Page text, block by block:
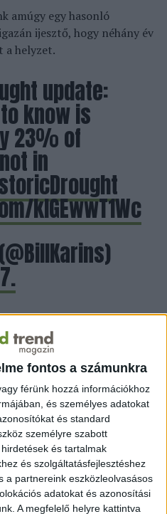
fontos a számunkra
férünk hozzá információkhoz
és személyes adatokat
és standard
személyre szabott
és tartalmak
és szolgáltatásfejlesztéshez
a partnereink eszközleolvasásos
adatokat és azonosítási
A megfelelő helyre kattintva
amúgy egy hasonló
ijesztő, hogy néhány év
a helyzet.
update:
know is
23% of
in
klGEwwT1Wc
KARINS
KALIFORNIA
az országot a
egy kutatás szerint